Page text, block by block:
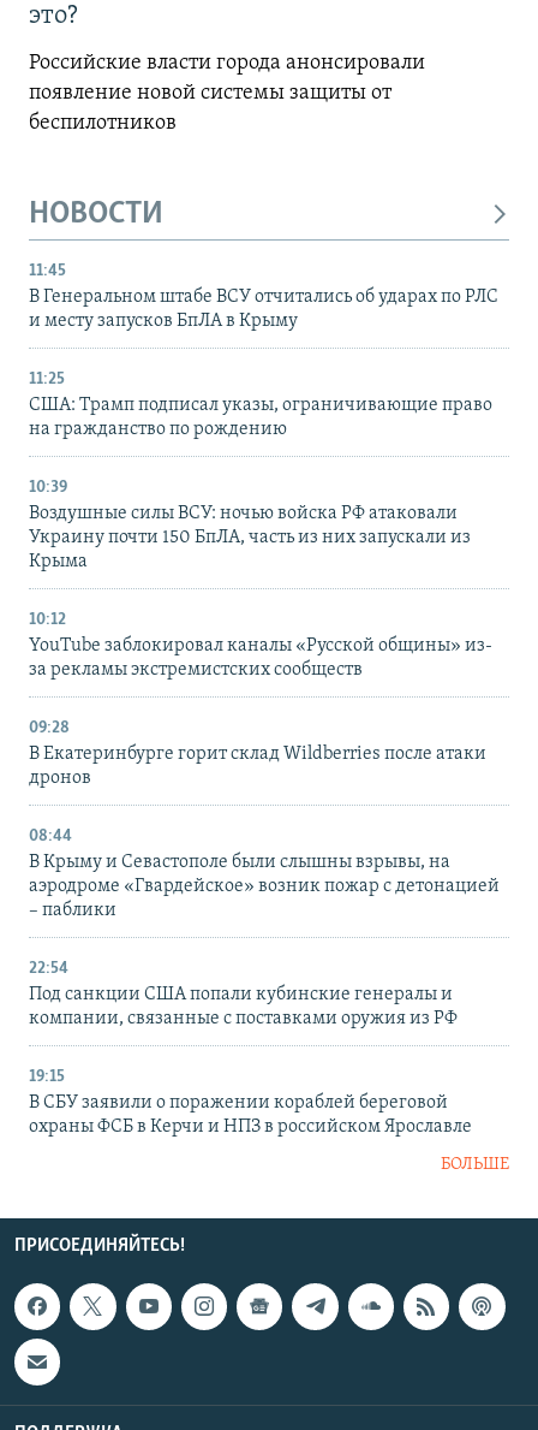
это?
Российские власти города анонсировали
появление новой системы защиты от
беспилотников
НОВОСТИ
11:45
В Генеральном штабе ВСУ отчитались об ударах по РЛС
и месту запусков БпЛА в Крыму
11:25
США: Трамп подписал указы, ограничивающие право
на гражданство по рождению
10:39
Воздушные силы ВСУ: ночью войска РФ атаковали
Украину почти 150 БпЛА, часть из них запускали из
Крыма
10:12
YouTube заблокировал каналы «Русской общины» из-
за рекламы экстремистских сообществ
09:28
В Екатеринбурге горит склад Wildberries после атаки
дронов
08:44
В Крыму и Севастополе были слышны взрывы, на
аэродроме «Гвардейское» возник пожар с детонацией
– паблики
22:54
Под санкции США попали кубинские генералы и
компании, связанные с поставками оружия из РФ
19:15
В СБУ заявили о поражении кораблей береговой
охраны ФСБ в Керчи и НПЗ в российском Ярославле
БОЛЬШЕ
ПРИСОЕДИНЯЙТЕСЬ!